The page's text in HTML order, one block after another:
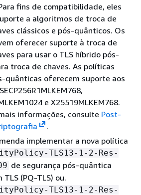
fins de compatibilidade, eles
a algoritmos de troca de
clássicos e pós-quânticos. Os
oferecer suporte à troca de
para usar o TLS híbrido pós-
troca de chaves. As políticas
quânticas oferecem suporte aos
e X25519MLKEM768.
informações, consulte Post-
.
implementar a nova política
TLS13-1-2-Res-
de segurança pós-quântica
TLS (PQ-TLS) ou.
TLS13-1-2-Res-